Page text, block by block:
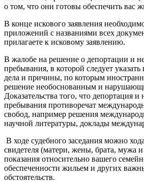
о том, что они готовы обеспечить вас
В конце искового заявления
приложений с названиями всех
прилагаете к исковому заявлению.
В жалобе на решение о депортации и
пребывания, в которой следует указать
дела и причины, по которым
решение необоснованным и
Доказательства того, что депортация и
пребывания противоречат
свобод, например решения
научной литературы, доклады
В ходе судебного заседания можно
свидетеля (матери, жены, брата, мужа
показания относительно вашего
обеспеченности жильем и других
обстоятельств.